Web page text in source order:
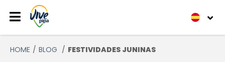
HOME BLOG FESTIVIDADES JUNINAS